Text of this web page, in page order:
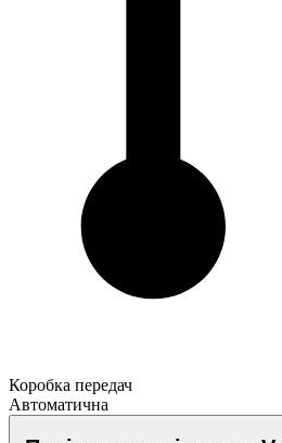
Коробка передач
Автоматична